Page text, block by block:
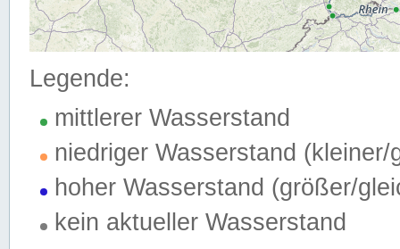
Legende:
mittlerer Wasserstand
niedriger Wasserstand (kleiner/
hoher Wasserstand (größer/
kein aktueller Wasserstand